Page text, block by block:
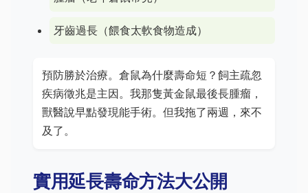
牙齒過長（餵食太軟食物造成）
預防勝於治療。倉鼠為什麼壽命短？飼主疏忽
疾病徵兆是主因。我那隻黃金鼠最後長腫瘤，
獸醫說早點發現能手術。但我拖了兩週，來不
及了。
實用延長壽命方法大公開